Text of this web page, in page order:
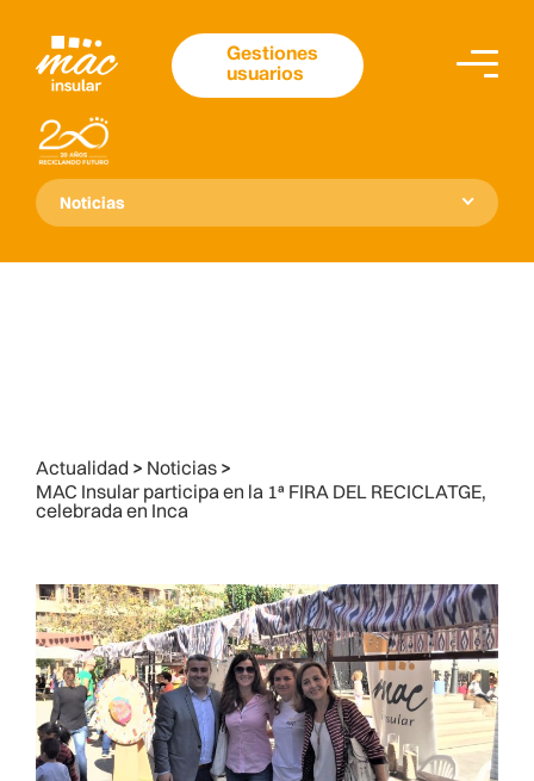
Gestiones
usuarios
Noticias
Actualidad > Noticias >
MAC Insular participa en la 1ª FIRA DEL RECICLATGE,
celebrada en Inca